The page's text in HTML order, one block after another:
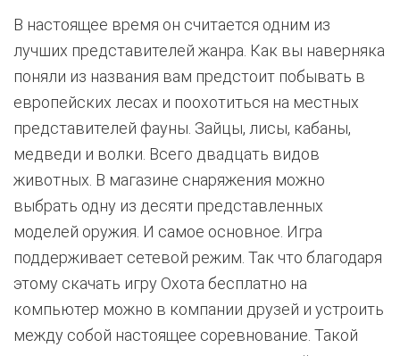
В настоящее время он считается одним из
лучших представителей жанра. Как вы наверняка
поняли из названия вам предстоит побывать в
европейских лесах и поохотиться на местных
представителей фауны. Зайцы, лисы, кабаны,
медведи и волки. Всего двадцать видов
животных. В магазине снаряжения можно
выбрать одну из десяти представленных
моделей оружия. И самое основное. Игра
поддерживает сетевой режим. Так что благодаря
этому скачать игру Охота бесплатно на
компьютер можно в компании друзей и устроить
между собой настоящее соревнование. Такой